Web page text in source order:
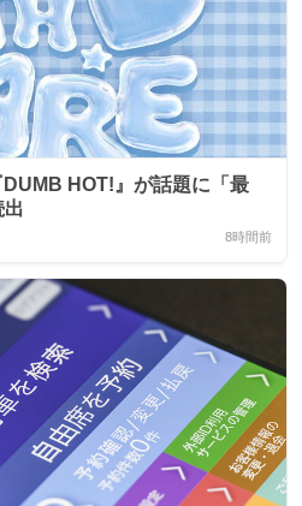
HOT!』が話題に「最
出
8時間前